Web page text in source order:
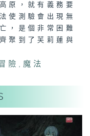
原，就有義務要
使測驗會出現無
，是個非常困難
聚到了芙莉蓮與
險 , 魔法